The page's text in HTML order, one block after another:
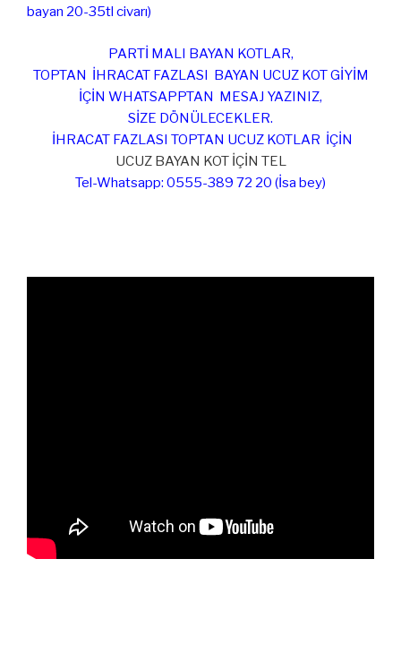
bayan 20-35tl civarı)
PARTİ MALI BAYAN KOTLAR,
TOPTAN İHRACAT FAZLASI BAYAN UCUZ KOT GİYİM
İÇİN WHATSAPPTAN MESAJ YAZINIZ,
SİZE DÖNÜLECEKLER.
İHRACAT FAZLASI TOPTAN UCUZ KOTLAR İÇİN
UCUZ BAYAN KOT İÇİN TEL
Tel-Whatsapp: 0555-389 72 20 (İsa bey)